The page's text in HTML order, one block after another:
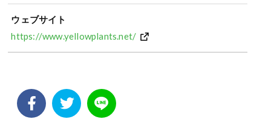
ウェブサイト
https://www.yellowplants.net/